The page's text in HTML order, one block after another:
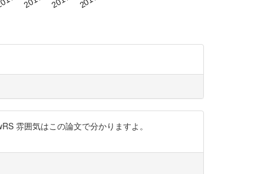
雰囲気はこの論文で分かりますよ。